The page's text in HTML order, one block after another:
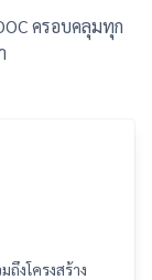
ครอบคลุมทุก
งโครงสร้าง